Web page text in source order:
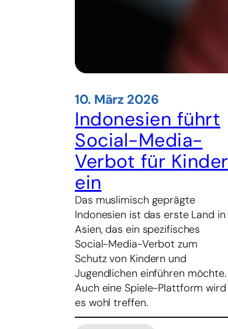
10. März 2026
Indonesien führt
Social-Media-
Verbot für Kinder
ein
Das muslimisch geprägte
Indonesien ist das erste Land in
Asien, das ein spezifisches
Social-Media-Verbot zum
Schutz von Kindern und
Jugendlichen einführen möchte.
Auch eine Spiele-Plattform wird
es wohl treffen.